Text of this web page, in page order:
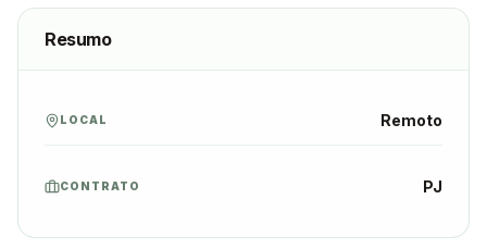
Resumo
LOCAL Remoto
CONTRATO PJ